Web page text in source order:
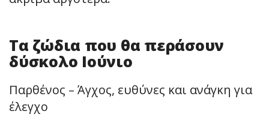
Τα ζώδια που θα περάσουν
δύσκολο Ιούνιο
Παρθένος – Άγχος, ευθύνες και ανάγκη για
έλεγχο